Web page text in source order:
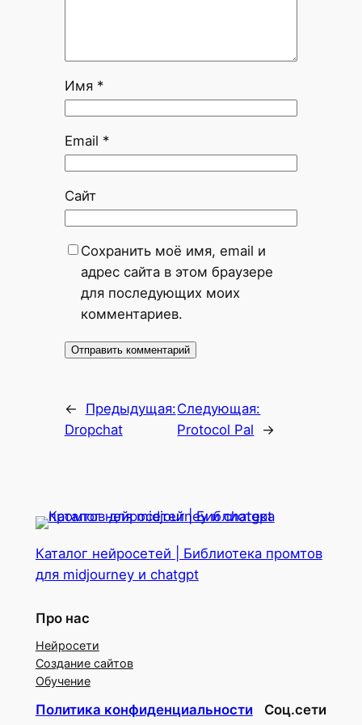
Имя *
Email *
Сайт
Сохранить моё имя, email и
адрес сайта в этом браузере
для последующих моих
комментариев.
←
Предыдущая:
Dropchat
Следующая:
Protocol Pal
→
Каталог нейросетей | Библиотека промтов
для midjourney и chatgpt
Про нас
Нейросети
Создание сайтов
Обучение
Политика конфиденциальности Соц.сети